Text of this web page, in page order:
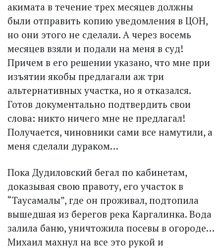
акимата в течение трех месяцев должны
были отправить копию уведомления в ЦОН,
но они этого не сделали. А через восемь
месяцев взяли и подали на меня в суд!
Причем в его решении указано, что мне при
изъятии якобы предлагали аж три
альтернативных участка, но я отказался.
Готов документально подтвердить свои
слова: никто ничего мне не предлагал!
Получается, чиновники сами все намутили, а
меня сделали дураком…
Пока Дудиловский бегал по кабинетам,
доказывая свою правоту, его участок в
“Таусамалы”, где он проживал, подтопила
вышедшая из берегов река Каргалинка. Вода
залила баню, уничтожила посевы в огороде…
Михаил махнул на все это рукой и